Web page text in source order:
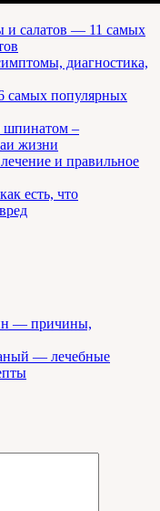
и салатов — 11 самых
диагностика,
самых популярных
шпинатом –
жизни
и правильное
есть, что
— причины,
— лечебные